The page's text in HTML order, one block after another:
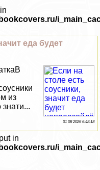
еда будет
из
01 08 2026 6:48:18
in